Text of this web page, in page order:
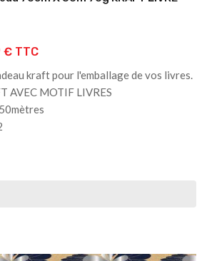
€ TTC
kraft pour l'emballage de vos livres.
AVEC MOTIF LIVRES